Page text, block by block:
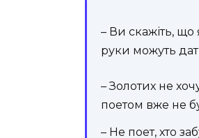
– Ви скажіть, що
руки можуть
– Золотих не
поетом вже не
– Не поет, хто